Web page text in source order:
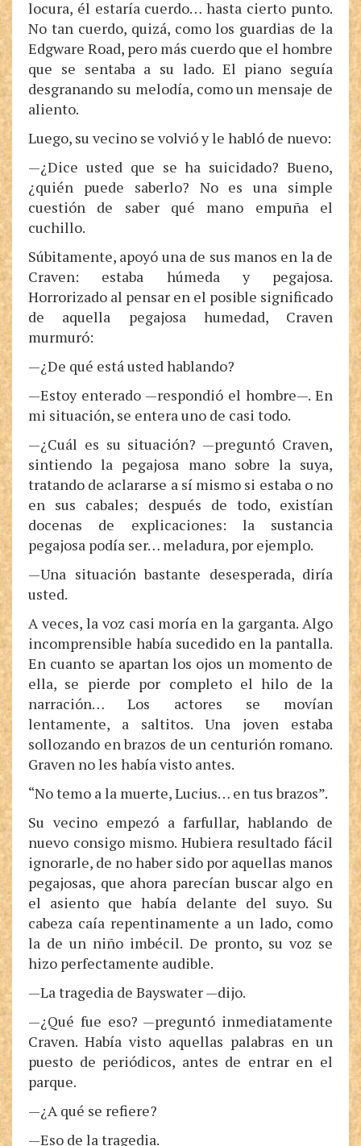
locura, él estaría cuerdo… hasta cierto punto.
No tan cuerdo, quizá, como los guardias de la
Edgware Road, pero más cuerdo que el hombre
que se sentaba a su lado. El piano seguía
desgranando su melodía, como un mensaje de
aliento.
Luego, su vecino se volvió y le habló de nuevo:
—¿Dice usted que se ha suicidado? Bueno,
¿quién puede saberlo? No es una simple
cuestión de saber qué mano empuña el
cuchillo.
Súbitamente, apoyó una de sus manos en la de
Craven: estaba húmeda y pegajosa.
Horrorizado al pensar en el posible significado
de aquella pegajosa humedad, Craven
murmuró:
—¿De qué está usted hablando?
—Estoy enterado —respondió el hombre—. En
mi situación, se entera uno de casi todo.
—¿Cuál es su situación? —preguntó Craven,
sintiendo la pegajosa mano sobre la suya,
tratando de aclararse a sí mismo si estaba o no
en sus cabales; después de todo, existían
docenas de explicaciones: la sustancia
pegajosa podía ser… meladura, por ejemplo.
—Una situación bastante desesperada, diría
usted.
A veces, la voz casi moría en la garganta. Algo
incomprensible había sucedido en la pantalla.
En cuanto se apartan los ojos un momento de
ella, se pierde por completo el hilo de la
narración… Los actores se movían
lentamente, a saltitos. Una joven estaba
sollozando en brazos de un centurión romano.
Graven no les había visto antes.
“No temo a la muerte, Lucius… en tus brazos”.
Su vecino empezó a farfullar, hablando de
nuevo consigo mismo. Hubiera resultado fácil
ignorarle, de no haber sido por aquellas manos
pegajosas, que ahora parecían buscar algo en
el asiento que había delante del suyo. Su
cabeza caía repentinamente a un lado, como
la de un niño imbécil. De pronto, su voz se
hizo perfectamente audible.
—La tragedia de Bayswater —dijo.
—¿Qué fue eso? —preguntó inmediatamente
Craven. Había visto aquellas palabras en un
puesto de periódicos, antes de entrar en el
parque.
—¿A qué se refiere?
—Eso de la tragedia.